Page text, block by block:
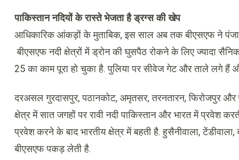
पाकिस्‍तान नदियों के रास्ते भेजता है ड्रग्स की खेप
आधिकारिक आंकड़ों के मुताबिक, इस साल अब तक बीएसएफ ने पंजाब
बीएसएफ नदी क्षेत्रों में ड्रोन की घुसपैठ रोकने के लिए ज्यादा
25 का काम पूरा हो चुका है. पुलिया पर सीवेज गेट और ताले लगे
दरअसल गुरदासपुर, पठानकोट, अमृतसर, तरनतारन, फिरोजपुर
क्षेत्र में सात जगहों पर रावी नदी पाकिस्तान और भारत में प्रवेश
प्रवेश करने के बाद भारतीय क्षेत्र में बहती है. हुसैनीवाला,
बीएसएफ पकड़ लेती है.